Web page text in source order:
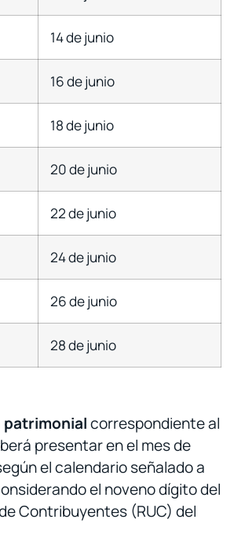
14 de junio
16 de junio
18 de junio
20 de junio
22 de junio
24 de junio
26 de junio
28 de junio
correspondiente al
presentar en el mes de
el calendario señalado a
el noveno dígito del
Contribuyentes (RUC) del